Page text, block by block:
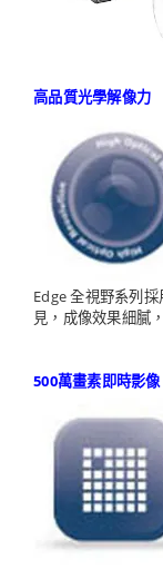
高品質光學解像力
Edge 全視野系列
見，成像效果細膩
500萬畫素即時影像